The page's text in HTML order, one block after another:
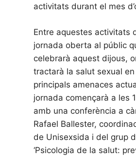
activitats durant el mes
Entre aquestes activitats
jornada oberta al públic
celebrarà aquest dijous,
tractarà la salut sexual
principals amenaces
jornada començarà a les
amb una conferència a
Rafael Ballester,
de Unisexsida i del grup
‘Psicologia de la salut: